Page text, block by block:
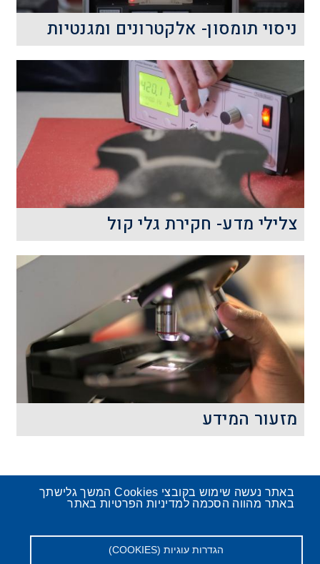
ניסוי תומסון, תנועת אלקטרונים בשדה
מגנטי:
קרא עוד
ניסוי תומסון- אלקטרונים ומגנטיות
מה ההבדל בין רעש לבין מוזיקה? איך הם
נוצרים ובמה שונים מאפייניהם
הפיסיקליים?
קרא עוד
צלילי מדע- חקירת גלי קול
על שטח של פחות מחצי מילימטר מרובע?
מזעור המידע
באתר נעשה שימוש בקובצי Cookies המשך גלישתך
באתר מהווה הסכמה למדיניות הפרטיות באתר
הגדרות עוגיות (COOKIES)